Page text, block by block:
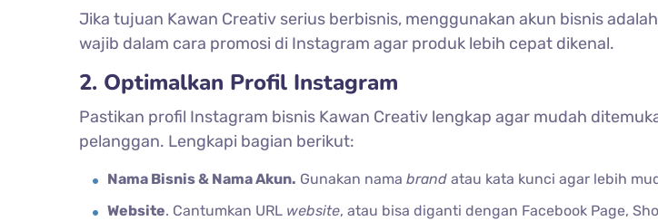
Jika tujuan Kawan Creativ serius berbisnis, menggunakan akun bisnis
wajib dalam cara promosi di Instagram agar produk lebih cepat dikenal.
2. Optimalkan Profil Instagram
Pastikan profil Instagram bisnis Kawan Creativ lengkap agar mudah
pelanggan. Lengkapi bagian berikut:
Nama Bisnis & Nama Akun. Gunakan nama brand atau kata kunci agar lebih
Website. Cantumkan URL website, atau bisa diganti dengan Facebook Page,